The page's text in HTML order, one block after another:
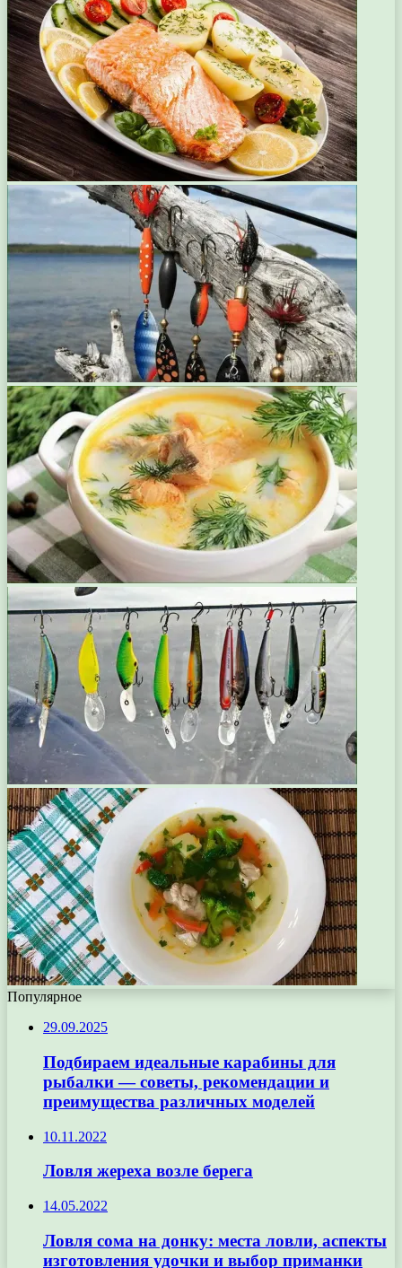
Популярное
29.09.2025
Подбираем идеальные карабины для
рыбалки — советы, рекомендации и
преимущества различных моделей
10.11.2022
Ловля жереха возле берега
14.05.2022
Ловля сома на донку: места ловли, аспекты
изготовления удочки и выбор приманки